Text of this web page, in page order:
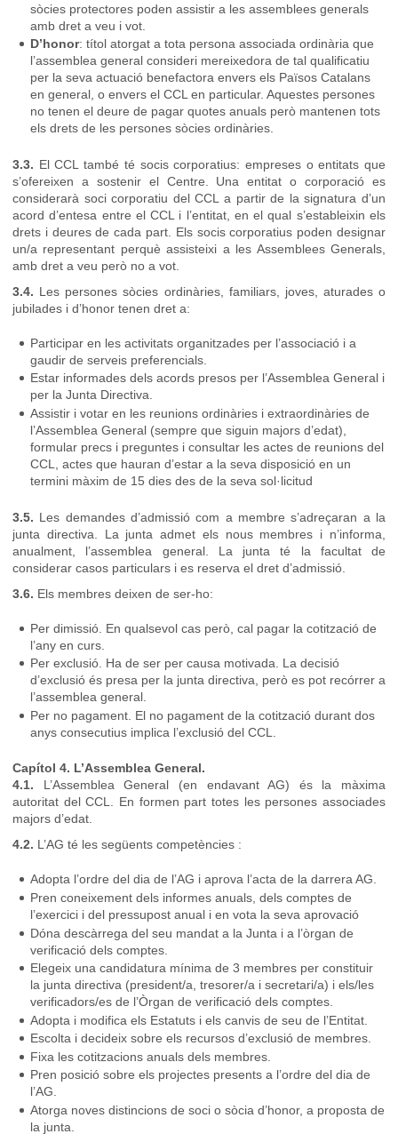
sòcies protectores poden assistir a les assemblees generals
amb dret a veu i vot.
D’honor: títol atorgat a tota persona associada ordinària que
l’assemblea general consideri mereixedora de tal qualificatiu
per la seva actuació benefactora envers els Països Catalans
en general, o envers el CCL en particular. Aquestes persones
no tenen el deure de pagar quotes anuals però mantenen tots
els drets de les persones sòcies ordinàries.
3.3. El CCL també té socis corporatius: empreses o entitats que
s’ofereixen a sostenir el Centre. Una entitat o corporació es
considerarà soci corporatiu del CCL a partir de la signatura d’un
acord d’entesa entre el CCL i l’entitat, en el qual s’estableixin els
drets i deures de cada part. Els socis corporatius poden designar
un/a representant perquè assisteixi a les Assemblees Generals,
amb dret a veu però no a vot.
3.4. Les persones sòcies ordinàries, familiars, joves, aturades o
jubilades i d’honor tenen dret a:
Participar en les activitats organitzades per l’associació i a
gaudir de serveis preferencials.
Estar informades dels acords presos per l’Assemblea General i
per la Junta Directiva.
Assistir i votar en les reunions ordinàries i extraordinàries de
l’Assemblea General (sempre que siguin majors d’edat),
formular precs i preguntes i consultar les actes de reunions del
CCL, actes que hauran d’estar a la seva disposició en un
termini màxim de 15 dies des de la seva sol·licitud
3.5. Les demandes d’admissió com a membre s’adreçaran a la
junta directiva. La junta admet els nous membres i n’informa,
anualment, l’assemblea general. La junta té la facultat de
considerar casos particulars i es reserva el dret d’admissió.
3.6. Els membres deixen de ser-ho:
Per dimissió. En qualsevol cas però, cal pagar la cotització de
l’any en curs.
Per exclusió. Ha de ser per causa motivada. La decisió
d’exclusió és presa per la junta directiva, però es pot recórrer a
l’assemblea general.
Per no pagament. El no pagament de la cotització durant dos
anys consecutius implica l’exclusió del CCL.
Capítol 4. L’Assemblea General.
4.1. L’Assemblea General (en endavant AG) és la màxima
autoritat del CCL. En formen part totes les persones associades
majors d’edat.
4.2. L’AG té les següents competències :
Adopta l’ordre del dia de l’AG i aprova l’acta de la darrera AG.
Pren coneixement dels informes anuals, dels comptes de
l’exercici i del pressupost anual i en vota la seva aprovació
Dóna descàrrega del seu mandat a la Junta i a l’òrgan de
verificació dels comptes.
Elegeix una candidatura mínima de 3 membres per constituir
la junta directiva (president/a, tresorer/a i secretari/a) i els/les
verificadors/es de l’Òrgan de verificació dels comptes.
Adopta i modifica els Estatuts i els canvis de seu de l’Entitat.
Escolta i decideix sobre els recursos d’exclusió de membres.
Fixa les cotitzacions anuals dels membres.
Pren posició sobre els projectes presents a l’ordre del dia de
l’AG.
Atorga noves distincions de soci o sòcia d’honor, a proposta de
la junta.